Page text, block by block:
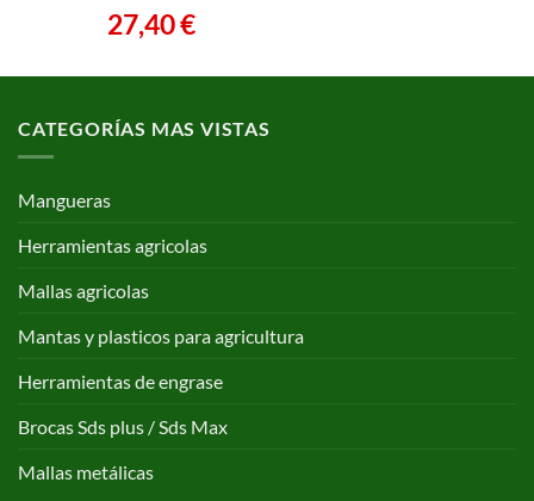
27,40€
CATEGORÍAS MAS VISTAS
Mangueras
Herramientas agricolas
Mallas agricolas
Mantas y plasticos para agricultura
Herramientas de engrase
Brocas Sds plus / Sds Max
Mallas metálicas